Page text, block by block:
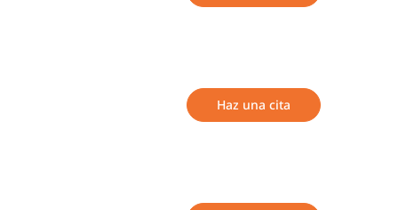
Haz una cita